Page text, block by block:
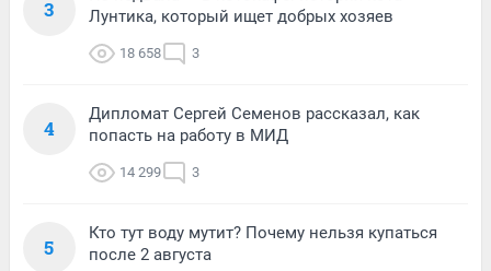
3
Лунтика, который ищет добрых хозяев
18 658 3
4
Дипломат Сергей Семенов рассказал, как
попасть на работу в МИД
14 299 3
5
Кто тут воду мутит? Почему нельзя купаться
после 2 августа